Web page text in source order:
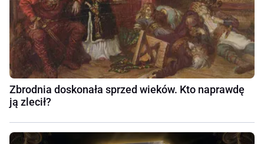
Zbrodnia doskonała sprzed wieków. Kto naprawdę
ją zlecił?